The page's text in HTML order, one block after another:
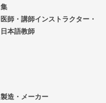
集
医師・講師インストラクター・
日本語教師
製造・メーカー